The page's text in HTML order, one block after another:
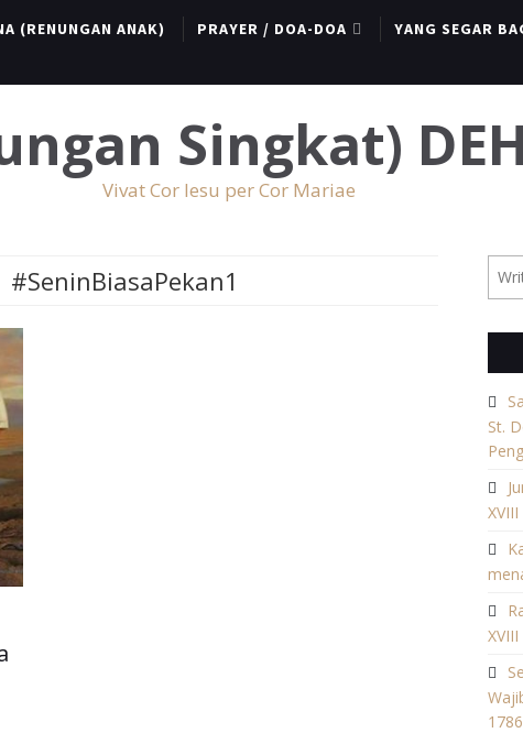
(RENUNGAN ANAK) PRAYER / DOA-DOA YANG SEGAR
Singkat)
Vivat Cor Iesu per Cor Mariae
#SeninBiasaPekan1
St.
XVIII
XVIII